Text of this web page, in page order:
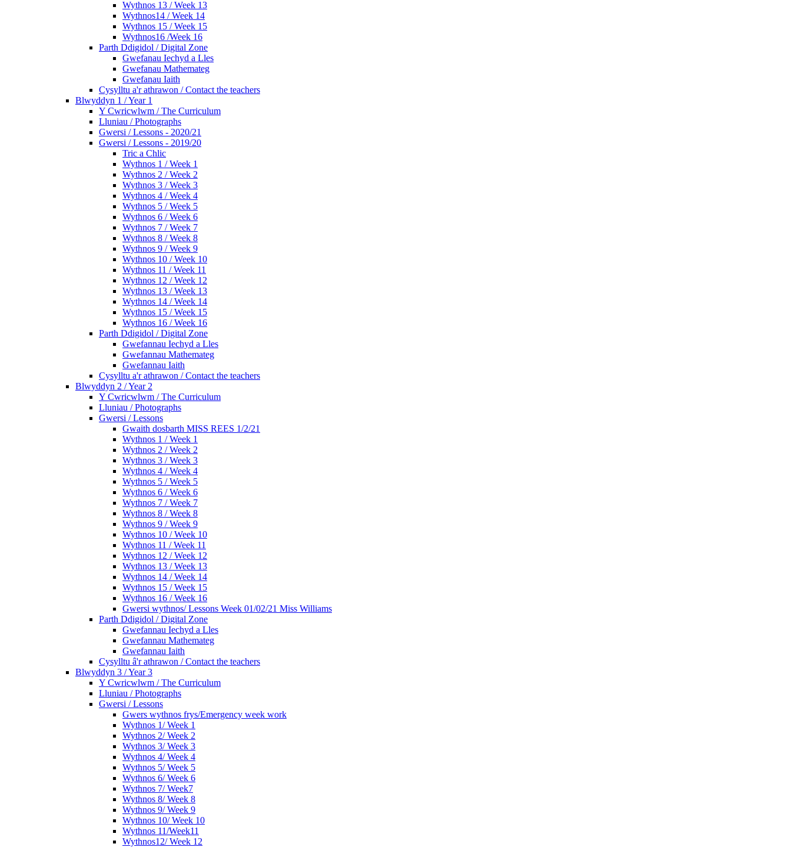
Wythnos 13 / Week 13
Wythnos14 / Week 14
Wythnos 15 / Week 15
Wythnos16 /Week 16
Parth Ddigidol / Digital Zone
Gwefanau Iechyd a Lles
Gwefanau Mathemateg
Gwefanau Iaith
Cysylltu a'r athrawon / Contact the teachers
Blwyddyn 1 / Year 1
Y Cwricwlwm / The Curriculum
Lluniau / Photographs
Gwersi / Lessons - 2020/21
Gwersi / Lessons - 2019/20
Tric a Chlic
Wythnos 1 / Week 1
Wythnos 2 / Week 2
Wythnos 3 / Week 3
Wythnos 4 / Week 4
Wythnos 5 / Week 5
Wythnos 6 / Week 6
Wythnos 7 / Week 7
Wythnos 8 / Week 8
Wythnos 9 / Week 9
Wythnos 10 / Week 10
Wythnos 11 / Week 11
Wythnos 12 / Week 12
Wythnos 13 / Week 13
Wythnos 14 / Week 14
Wythnos 15 / Week 15
Wythnos 16 / Week 16
Parth Ddigidol / Digital Zone
Gwefannau Iechyd a Lles
Gwefannau Mathemateg
Gwefannau Iaith
Cysylltu a'r athrawon / Contact the teachers
Blwyddyn 2 / Year 2
Y Cwricwlwm / The Curriculum
Lluniau / Photographs
Gwersi / Lessons
Gwaith dosbarth MISS REES 1/2/21
Wythnos 1 / Week 1
Wythnos 2 / Week 2
Wythnos 3 / Week 3
Wythnos 4 / Week 4
Wythnos 5 / Week 5
Wythnos 6 / Week 6
Wythnos 7 / Week 7
Wythnos 8 / Week 8
Wythnos 9 / Week 9
Wythnos 10 / Week 10
Wythnos 11 / Week 11
Wythnos 12 / Week 12
Wythnos 13 / Week 13
Wythnos 14 / Week 14
Wythnos 15 / Week 15
Wythnos 16 / Week 16
Gwersi wythnos/ Lessons Week 01/02/21 Miss Williams
Parth Ddigidol / Digital Zone
Gwefannau Iechyd a Lles
Gwefannau Mathemateg
Gwefannau Iaith
Cysylltu â'r athrawon / Contact the teachers
Blwyddyn 3 / Year 3
Y Cwricwlwm / The Curriculum
Lluniau / Photographs
Gwersi / Lessons
Gwers wythnos frys/Emergency week work
Wythnos 1/ Week 1
Wythnos 2/ Week 2
Wythnos 3/ Week 3
Wythnos 4/ Week 4
Wythnos 5/ Week 5
Wythnos 6/ Week 6
Wythnos 7/ Week7
Wythnos 8/ Week 8
Wythnos 9/ Week 9
Wythnos 10/ Week 10
Wythnos 11/Week11
Wythnos12/ Week 12